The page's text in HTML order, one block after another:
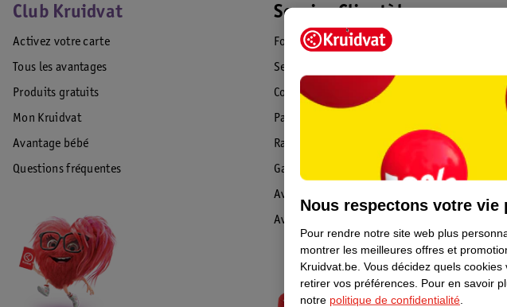
Club Kruidvat
Activez votre carte
Tous les avantages
Produits gratuits
Mon Kruidvat
Avantage bébé
Questions fréquentes
Service Clientèle
Foire aux questions
Service Clientèle
Commande & Livraison
Paiement
Rappel & Retour
Garantie
Avis de sécurité
Avis
Nous respectons votre vie
Pour rendre notre site web plus
montrer les meilleures offres et
Kruidvat.be. Vous décidez quels cookies
retirer vos préférences. Pour en savoir
notre politique de confidentialité